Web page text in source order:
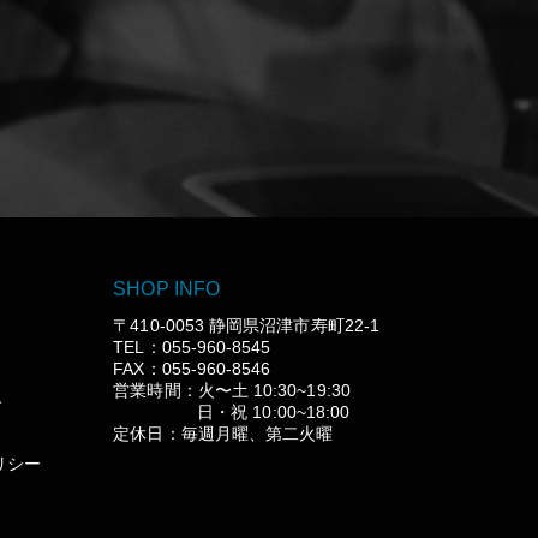
シー
SHOP INFO
〒410-0053 静岡県沼津市寿町22-1
TEL：055-960-8545
FAX：055-960-8546
営業時間：火〜土 10:30~19:30
日・祝 10:00~18:00
定休日：毎週月曜、第二火曜